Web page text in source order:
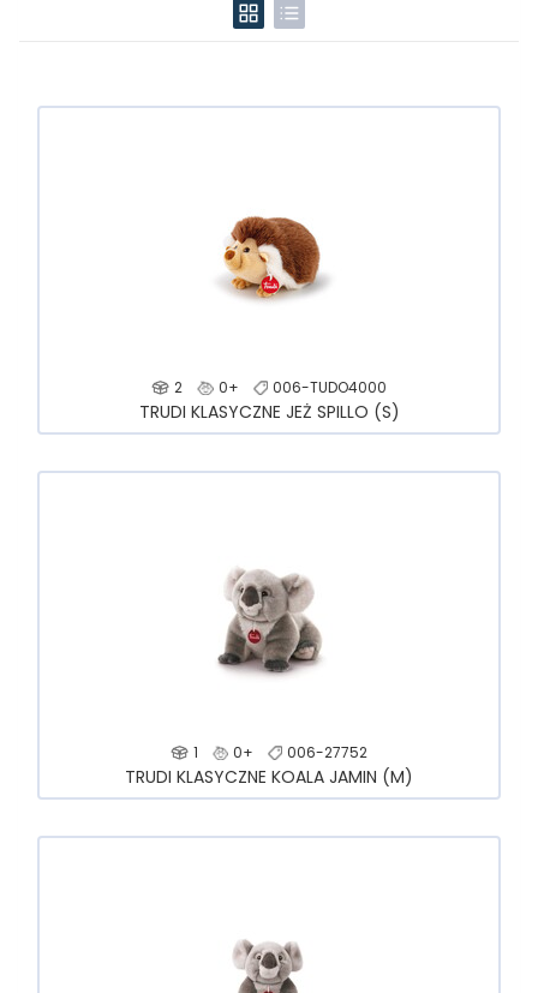
2 0+ 006-TUDO4000
TRUDI KLASYCZNE JEŻ SPILLO (S)
1 0+ 006-27752
TRUDI KLASYCZNE KOALA JAMIN (M)